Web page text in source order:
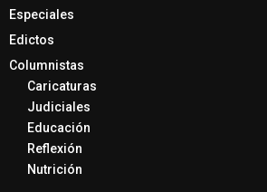
Especiales
Edictos
Columnistas
Caricaturas
Judiciales
Educación
Reflexión
Nutrición